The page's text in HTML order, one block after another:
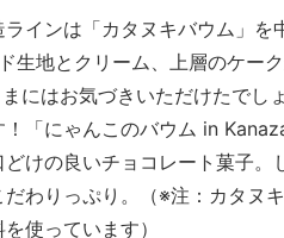
インは「カタヌキバウム」
生地とクリーム、上層のケーク
にはお気づきいただけたでし
「にゃんこのバウム in
どけの良いチョコレート菓子
わりっぷり。（※注：カタヌ
使っています）